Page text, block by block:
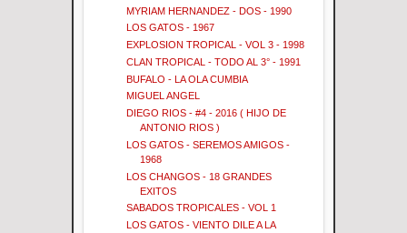
MYRIAM HERNANDEZ - DOS - 1990
LOS GATOS - 1967
EXPLOSION TROPICAL - VOL 3 - 1998
CLAN TROPICAL - TODO AL 3° - 1991
BUFALO - LA OLA CUMBIA
MIGUEL ANGEL
DIEGO RIOS - #4 - 2016 ( HIJO DE
ANTONIO RIOS )
LOS GATOS - SEREMOS AMIGOS -
1968
LOS CHANGOS - 18 GRANDES
EXITOS
SABADOS TROPICALES - VOL 1
LOS GATOS - VIENTO DILE A LA